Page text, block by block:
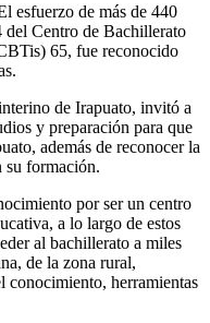
esfuerzo de más de 440
del Centro de Bachillerato
65, fue reconocido
de Irapuato, invitó a
y preparación para que
además de reconocer la
su formación.
por ser un centro
a lo largo de estos
al bachillerato a miles
de la zona rural,
conocimiento, herramientas